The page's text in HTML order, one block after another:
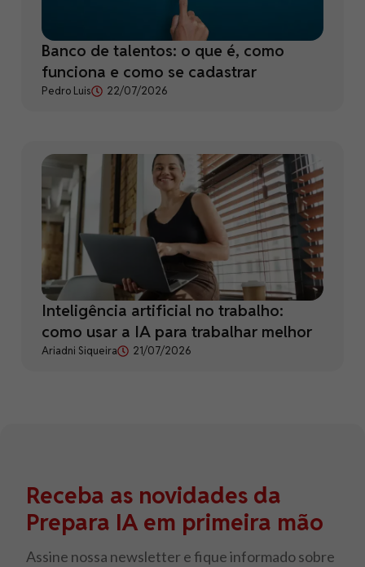
Banco de talentos: o que é, como
funciona e como se cadastrar
Pedro Luis 22/07/2026
Inteligência artificial no trabalho:
como usar a IA para trabalhar melhor
Ariadni Siqueira 21/07/2026
Receba as novidades da
Prepara IA em primeira mão
Assine nossa newsletter e fique informado sobre